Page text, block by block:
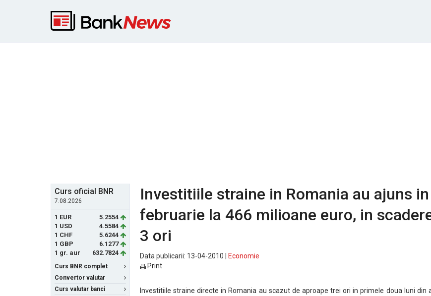
Curs oficial BNR
7.08.2026
1 EUR
5.2554
1 USD
4.5584
1 CHF
5.6244
1 GBP
6.1277
1 gr. aur
632.7824
Curs BNR complet
Convertor valutar
Curs valutar banci
Investitiile straine in Romania au ajuns in
februarie la 466 milioane euro, in
3 ori
Data publicarii: 13-04-2010 |
Economie
Print
Investitiile straine directe in Romania au scazut de aproape trei ori in primele doua luni din